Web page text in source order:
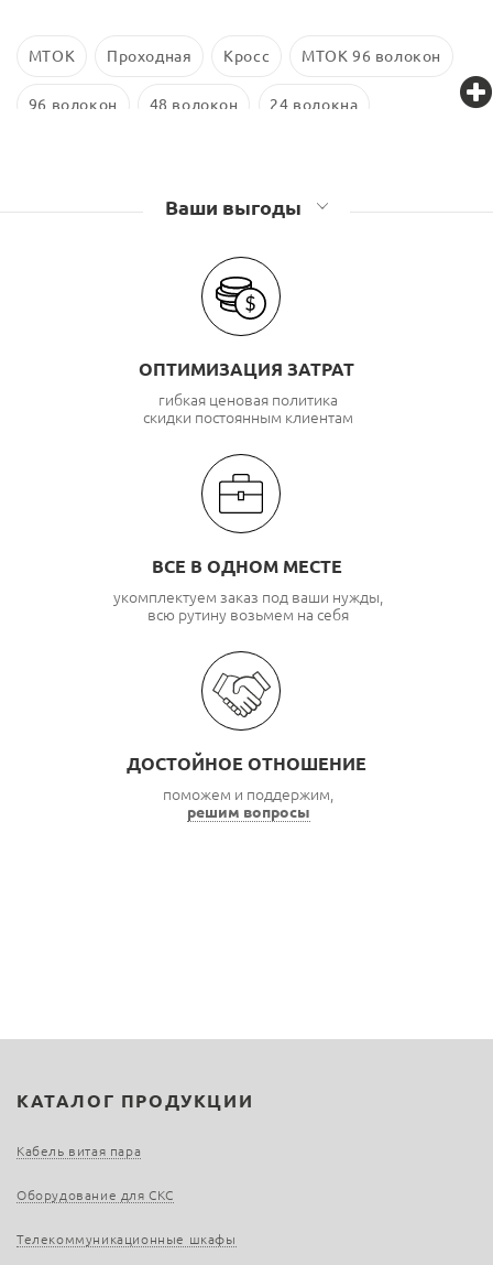
МТОК Проходная Кросс МТОК 96 волокон
96 волокон 48 волокон 24 волокна
Оптические муфты GJSВаши выгоды
ОПТИМИЗАЦИЯ ЗАТРАТ
гибкая ценовая политика
скидки постоянным клиентам
ВСЕ В ОДНОМ МЕСТЕ
укомплектуем заказ под ваши нужды,
всю рутину возьмем на себя
ДОСТОЙНОЕ ОТНОШЕНИЕ
поможем и поддержим,
решим вопросы
КАТАЛОГ ПРОДУКЦИИ
Кабель витая пара
Оборудование для СКС
Телекоммуникационные шкафы